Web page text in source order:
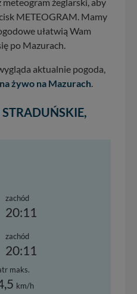
METEOGRAM. Mamy
ułatwią Wam
po Mazurach.
aktualnie pogoda,
żywo na Mazurach.
zachód
20:11
zachód
20:11
maks.
km/h